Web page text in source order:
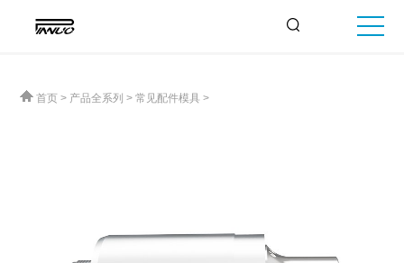
首页> 产品全系列 > 常见配件模具 >